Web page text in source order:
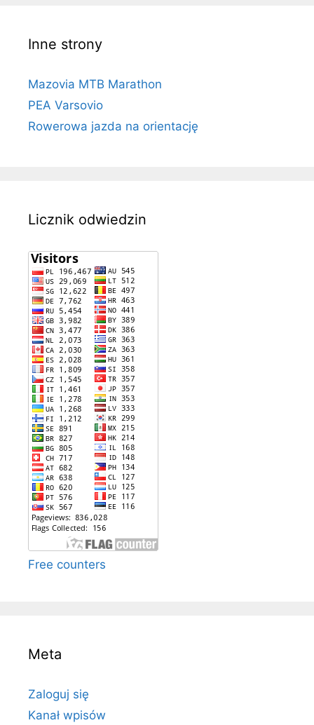
Inne strony
Mazovia MTB Marathon
PEA Varsovio
Rowerowa jazda na orientację
Licznik odwiedzin
Free counters
Meta
Zaloguj się
Kanał wpisów